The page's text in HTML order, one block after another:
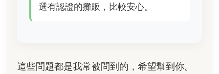
選有認證的攤販，比較安心。
這些問題都是我常被問到的，希望幫到你。